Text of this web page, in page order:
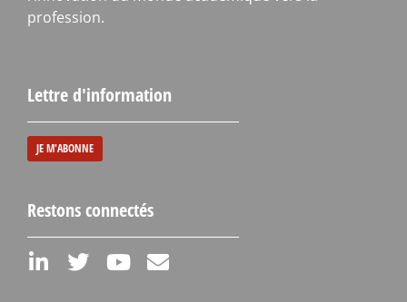
profession.
Lettre d'information
JE M'ABONNE
Restons connectés